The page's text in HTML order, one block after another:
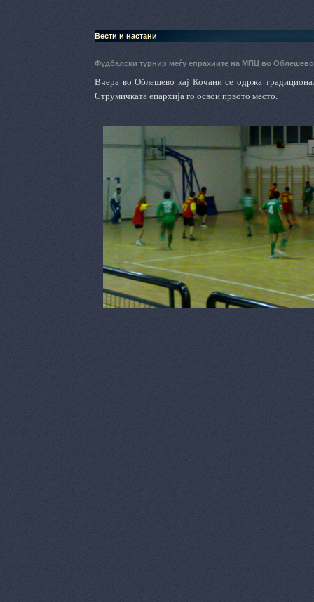
Вести и настани
Фудбалски турнир меѓу епрахиите на МПЦ во
Вчера во Облешево кај Кочани се одржа
Струмичката епархија го освои првото место.